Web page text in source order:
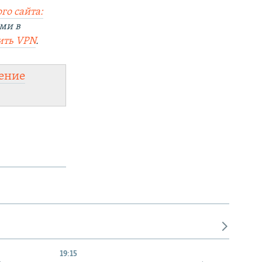
сайта:
в
VPN.
19:15